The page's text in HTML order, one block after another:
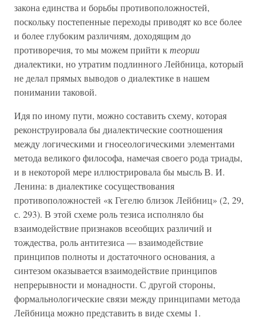
закона единства и борьбы противоположностей,
поскольку постепенные переходы приводят ко все более
и более глубоким различиям, доходящим до
противоречия, то мы можем прийти ктеории
диалектики, но утратим подлинного Лейбница, который
не делал прямых выводов о диалектике в нашем
понимании таковой.
Идя по иному пути, можно составить схему, которая
реконструировала бы диалектические соотношения
между логическими и гносеологическими элементами
метода великого философа, намечая своего рода триады,
и в некоторой мере иллюстрировала бы мысль В. И.
Ленина: в диалектике сосуществования
противоположностей «к Гегелю близок Лейбниц» (2, 29,
с. 293). В этой схеме роль тезиса исполняло бы
взаимодействие признаков всеобщих различий и
тождества, роль антитезиса — взаимодействие
принципов полноты и достаточного основания, а
синтезом оказывается взаимодействие принципов
непрерывности и монадности. С другой стороны,
формальнологические связи между принципами метода
Лейбница можно представить в виде схемы 1.